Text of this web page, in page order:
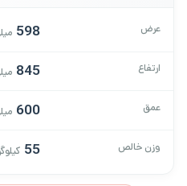
عرض 598
ارتفاع 845
عمق 600
وزن خالص 55